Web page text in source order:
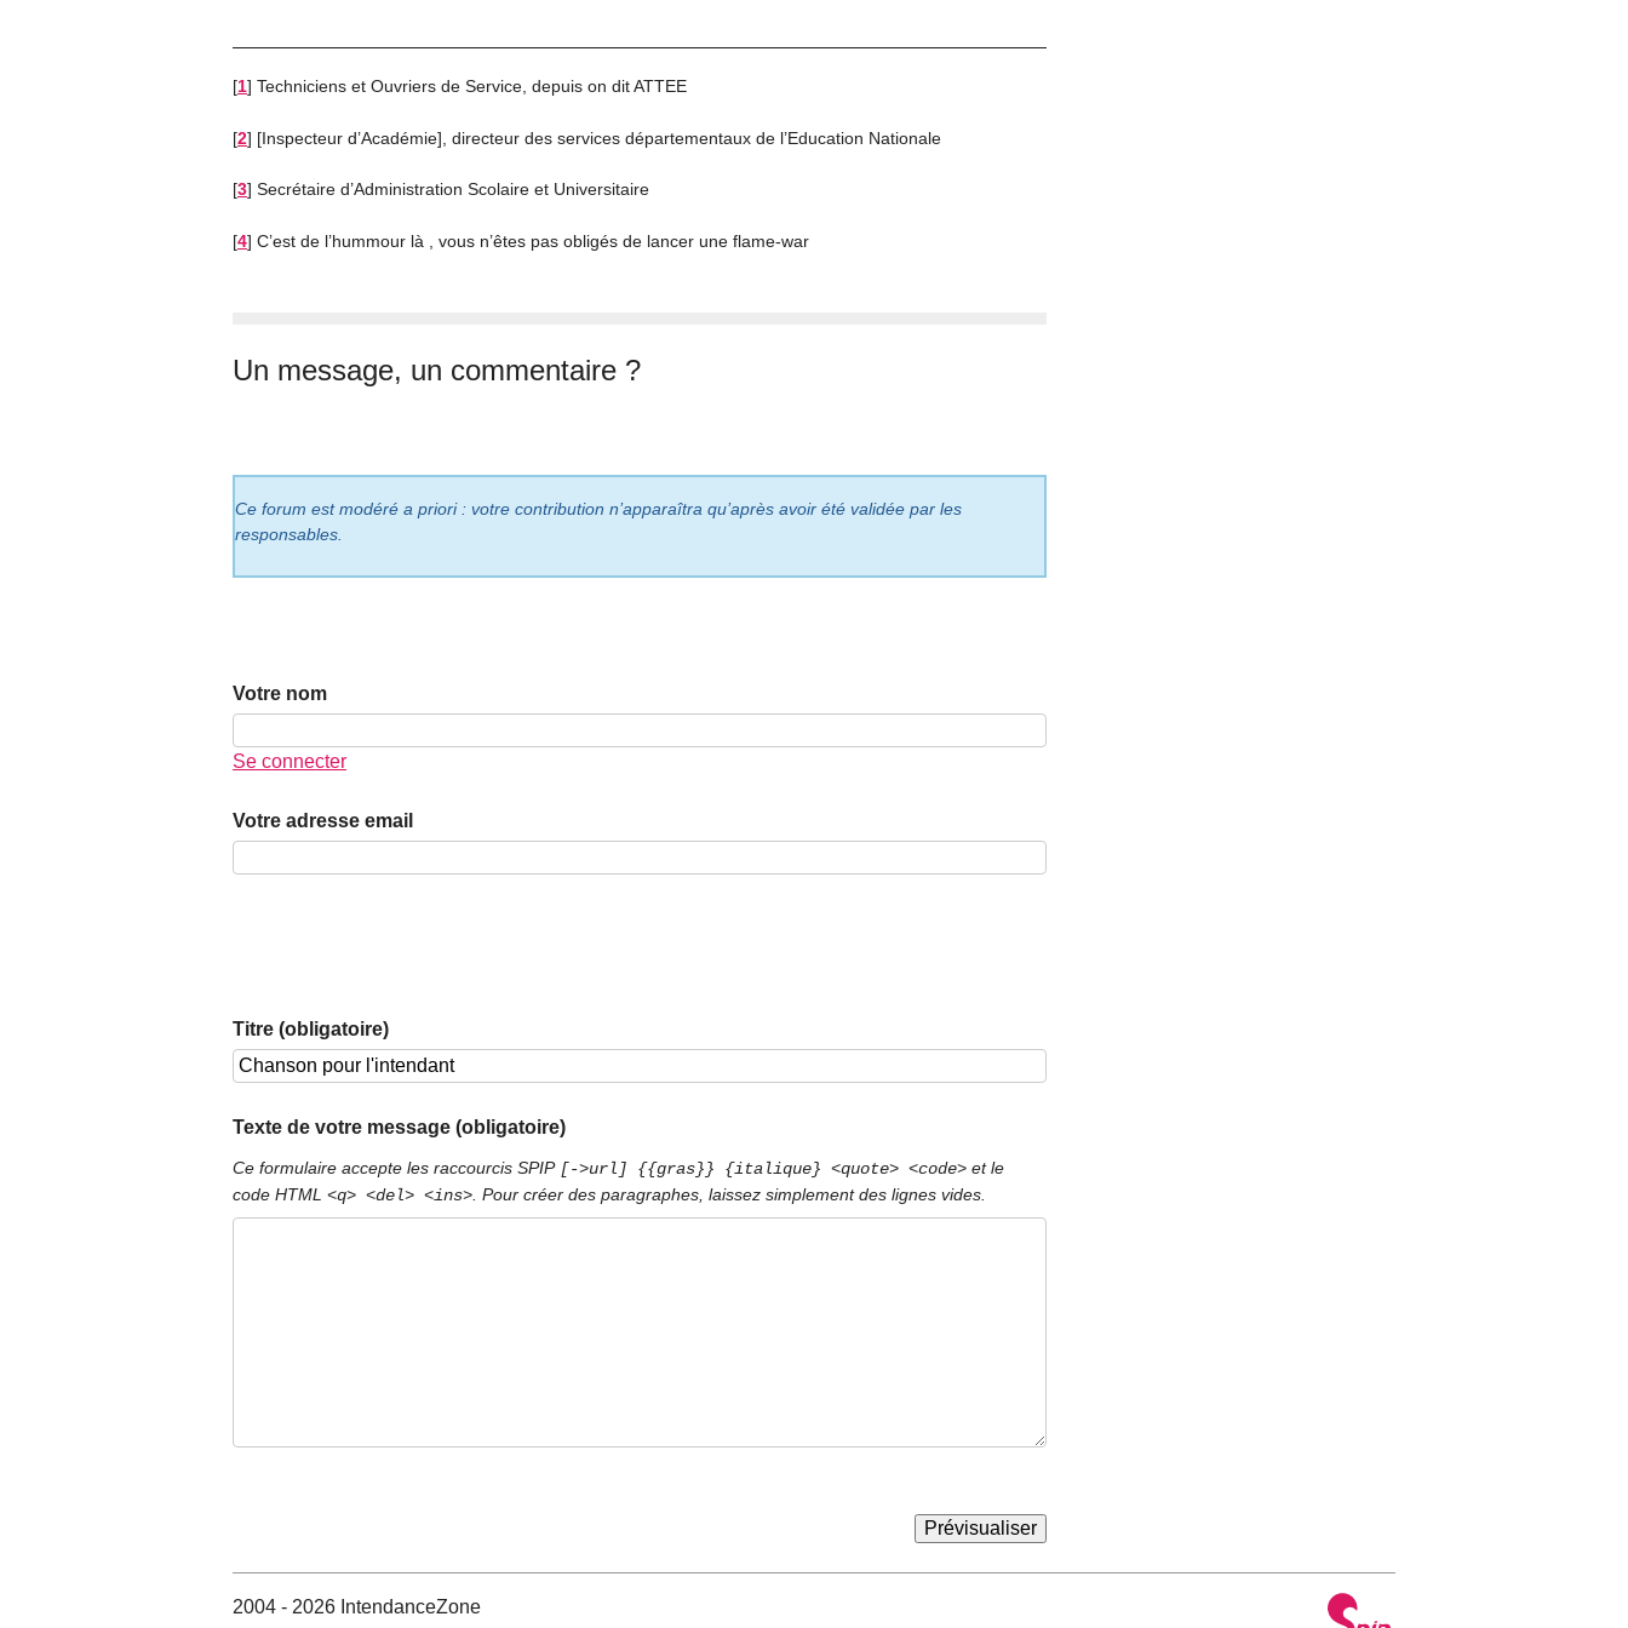
[1] Techniciens et Ouvriers de Service, depuis on dit ATTEE
[2] [Inspecteur d’Académie], directeur des services départementaux de l’Education Nationale
[3] Secrétaire d’Administration Scolaire et Universitaire
[4] C’est de l’hummour là , vous n’êtes pas obligés de lancer une flame-war
Un message, un commentaire ?
Ce forum est modéré a priori : votre contribution n’apparaîtra qu’après avoir été validée par les
responsables.
Votre nom
Se connecter
Votre adresse email
Titre (obligatoire)
Texte de votre message (obligatoire)
Ce formulaire accepte les raccourcis SPIP [->url] {{gras}} {italique} <quote> <code> et le
code HTML <q> <del> <ins> . Pour créer des paragraphes, laissez simplement des lignes vides.
2004 - 2026 IntendanceZone